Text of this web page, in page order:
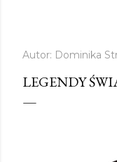
Autor: Dominika
LEGENDY